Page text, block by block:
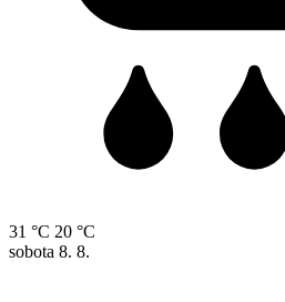
31 °C 20 °C
sobota 8. 8.